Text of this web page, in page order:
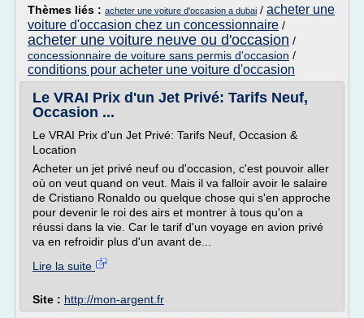
Thèmes liés : acheter une voiture d'occasion a dubai / acheter une
voiture d'occasion chez un concessionnaire /
acheter une voiture neuve ou d'occasion /
concessionnaire de voiture sans permis d'occasion /
conditions pour acheter une voiture d'occasion
Le VRAI Prix d'un Jet Privé: Tarifs Neuf,
Occasion ...
Le VRAI Prix d'un Jet Privé: Tarifs Neuf, Occasion &
Location
Acheter un jet privé neuf ou d'occasion, c'est pouvoir aller
où on veut quand on veut. Mais il va falloir avoir le salaire
de Cristiano Ronaldo ou quelque chose qui s'en approche
pour devenir le roi des airs et montrer à tous qu'on a
réussi dans la vie. Car le tarif d'un voyage en avion privé
va en refroidir plus d'un avant de...
Lire la suite
Site : http://mon-argent.fr